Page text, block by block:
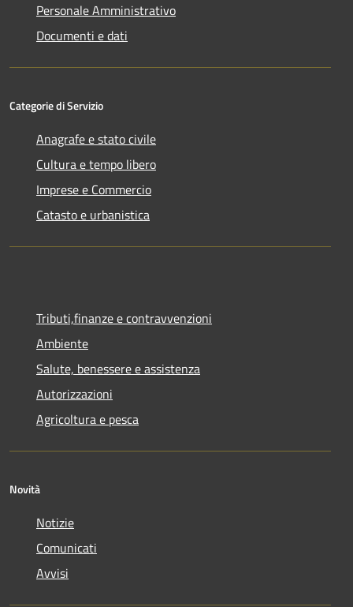
Personale Amministrativo
Documenti e dati
Categorie di Servizio
Anagrafe e stato civile
Cultura e tempo libero
Imprese e Commercio
Catasto e urbanistica
Tributi,finanze e contravvenzioni
Ambiente
Salute, benessere e assistenza
Autorizzazioni
Agricoltura e pesca
Novità
Notizie
Comunicati
Avvisi